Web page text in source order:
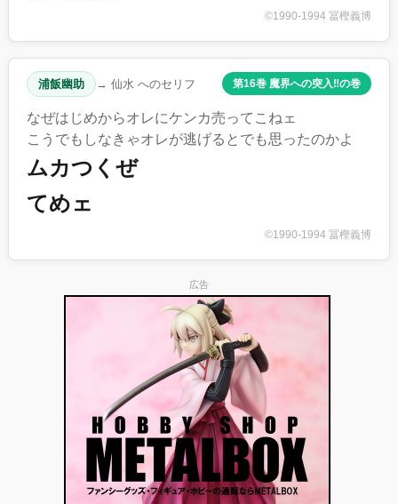
©1990-1994 冨樫義博
浦飯幽助 → 仙水 へのセリフ 第16巻 魔界への突入‼︎の巻
なぜはじめからオレにケンカ売ってこねェ
こうでもしなきゃオレが逃げるとでも思ったのかよ
ムカつくぜ
てめェ
©1990-1994 冨樫義博
広告